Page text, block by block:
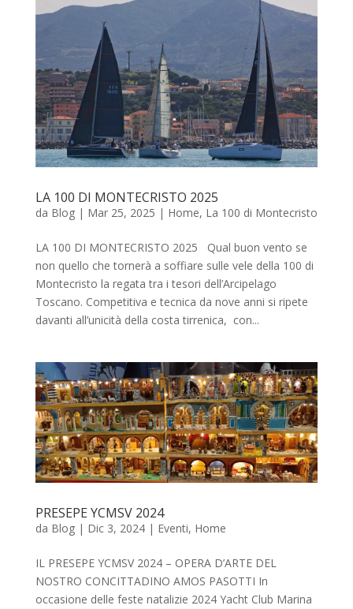
LA 100 DI MONTECRISTO 2025
da Blog| Mar 25, 2025 | Home, La 100 di Montecristo
LA 100 DI MONTECRISTO 2025 Qual buon vento se
non quello che tornerà a soffiare sulle vele della 100 di
Montecristo la regata tra i tesori dell’Arcipelago
Toscano. Competitiva e tecnica da nove anni si ripete
davanti all’unicità della costa tirrenica, con...
PRESEPE YCMSV 2024
da Blog| Dic 3, 2024| Eventi, Home
IL PRESEPE YCMSV 2024 – OPERA D’ARTE DEL
NOSTRO CONCITTADINO AMOS PASOTTI In
occasione delle feste natalizie 2024 Yacht Club Marina